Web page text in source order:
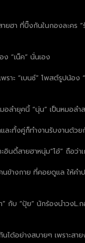
ยฮา ที่ปิ๊งกันในกองละค
“เน็ค” นั่นเอง
าะ “เบนซ์” โพสต์รูปน้อ
ลำยุคนี้ “นุ่น” เป็นหมอล
ะทั้งคู่ก็ทำงานรับงานด้วย
อินดี้สายฮาหนุ่ม”โอ้” ถือ
ข้างกาย ที่คอยดูแล ให้
บ “ปุ้ย” นักร้องนำวงL.
ได้อย่างสบายๆ เพราะ